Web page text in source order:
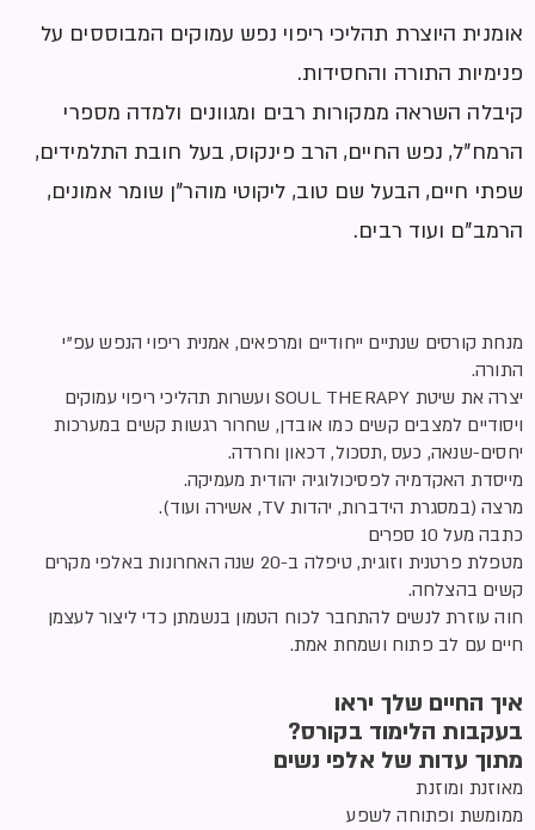
אומנית היוצרת תהליכי ריפוי נפש עמוקים המבוססים על
פנימיות התורה והחסידות.
קיבלה השראה ממקורות רבים ומגוונים ולמדה מספרי
הרמח”ל, נפש החיים, הרב פינקוס, בעל חובת התלמידים,
שפתי חיים, הבעל שם טוב, ליקוטי מוהר”ן שומר אמונים,
הרמב”ם ועוד רבים.
מנחת קורסים שנתיים ייחודיים ומרפאים, אמנית ריפוי הנפש עפ”י
התורה.
יצרה את שיטת SOUL THERAPY ועשרות תהליכי ריפוי עמוקים
ויסודיים למצבים קשים כמו אובדן, שחרור רגשות קשים במערכות
יחסים-שנאה, כעס ,תסכול, דכאון וחרדה.
מייסדת האקדמיה לפסיכולוגיה יהודית מעמיקה.
מרצה (במסגרת הידברות, יהדות TV, אשירה ועוד).
כתבה מעל 10 ספרים
מטפלת פרטנית וזוגית, טיפלה ב-20 שנה האחרונות באלפי מקרים
קשים בהצלחה.
חוה עוזרת לנשים להתחבר לכוח הטמון בנשמתן כדי ליצור לעצמן
חיים עם לב פתוח ושמחת אמת.
איך החיים שלך יראו
בעקבות הלימוד בקורס?
מתוך עדות של אלפי נשים
מאוזנת ומוזנת
ממומשת ופתוחה לשפע